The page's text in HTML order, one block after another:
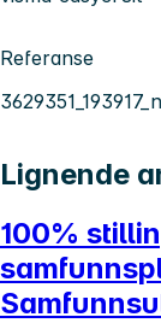
Referanse
Lignende
100%